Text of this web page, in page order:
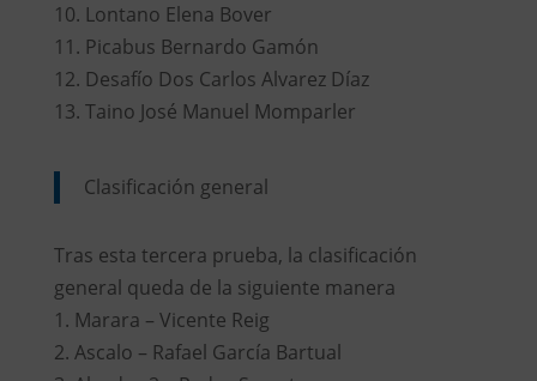
10. Lontano Elena Bover
11. Picabus Bernardo Gamón
12. Desafío Dos Carlos Alvarez Díaz
13. Taino José Manuel Momparler
Clasificación general
Tras esta tercera prueba, la clasificación
general queda de la siguiente manera
1. Marara – Vicente Reig
2. Ascalo – Rafael García Bartual